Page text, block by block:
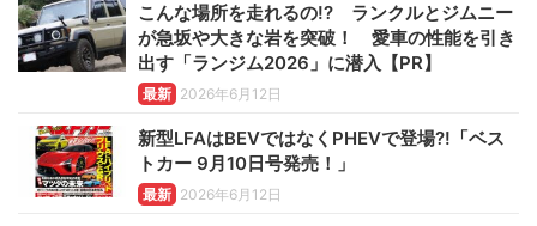
こんな場所を走れるの!? ランクルとジムニー
が急坂や大きな岩を突破！ 愛車の性能を引き
出す「ランジム2026」に潜入【PR】
最新 2026年6月12日
新型LFAはBEVではなくPHEVで登場?!「ベス
トカー 9月10日号発売！」
最新 2026年6月12日